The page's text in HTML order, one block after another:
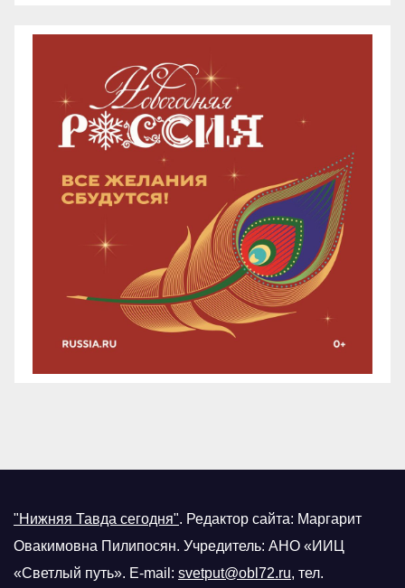
"Нижняя Тавда сегодня". Редактор сайта: Маргарит
Овакимовна Пилипосян. Учредитель: АНО «ИИЦ
«Светлый путь». E-mail: svetput@obl72.ru, тел.